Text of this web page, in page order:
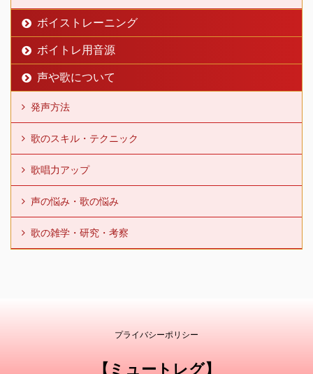
ボイストレーニング
ボイトレ用音源
声や歌について
発声方法
歌のスキル・テクニック
歌唱力アップ
声の悩み・歌の悩み
歌の雑学・研究・考察
プライバシーポリシー
【ミュートレグ】